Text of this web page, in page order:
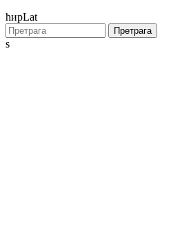
ћирLat
Претрага
s